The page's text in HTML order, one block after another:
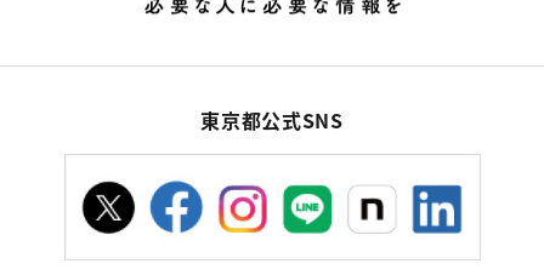
東京都公式SNS